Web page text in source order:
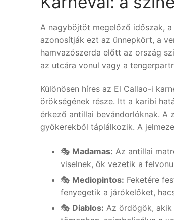
A nagyböjtöt megelőző időszak,
azonosítják ezt az ünnepkört, a
hamvazószerda előtt az ország
az utcára vonul vagy a
Különösen híres az El Callao-i
örökségének része. Itt a karibi
érkező antillai bevándorlóknak. A
gyökerekből táplálkozik. A
🎭 Madamas: Az antillai
viselnek, ők vezetik a
🎭 Mediopintos: Feketére
fenyegetik a járókelőket,
🎭 Diablos: Az ördögök,